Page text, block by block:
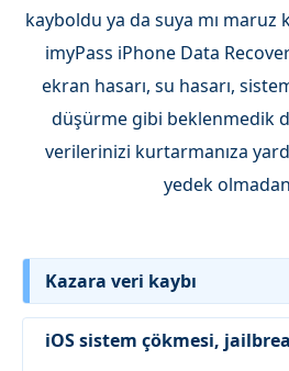
kayboldu ya da suya mı maruz
imyPass iPhone Data
ekran hasarı, su hasarı,
düşürme gibi beklenmedik
verilerinizi kurtarmanıza
yedek
Kazara veri kaybı
iOS sistem çökmesi,